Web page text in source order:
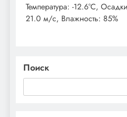
Температура: -12.6°C,
21.0 м/с, Влажность: 85%
Поиск